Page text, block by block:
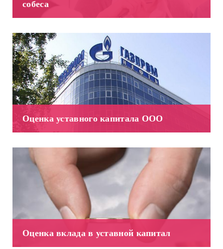
собеса
Оценка уставного капитала ООО
Оценка вклада в уставной капитал